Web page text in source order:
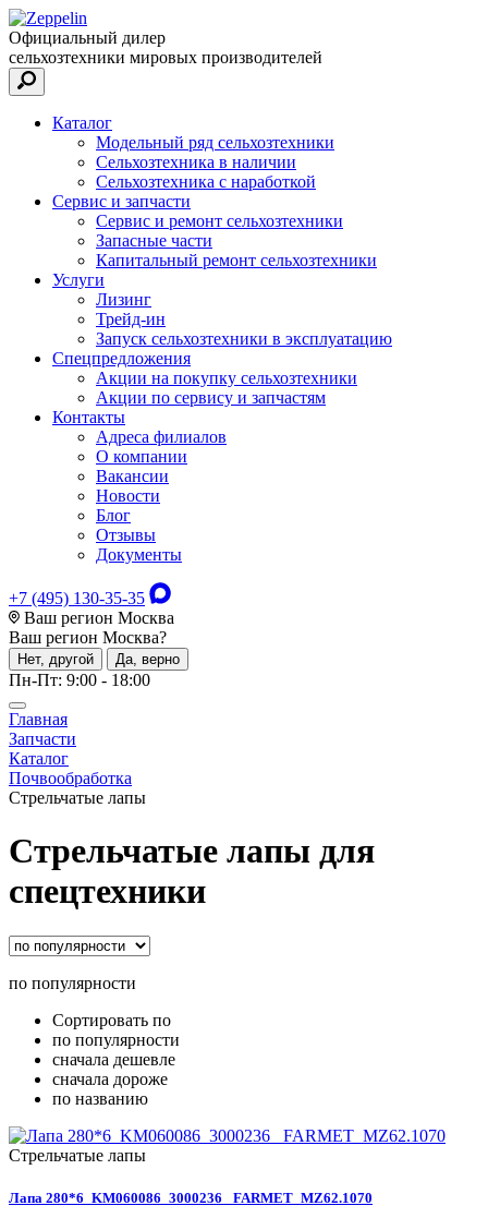
Официальный дилер
сельхозтехники мировых производителей
Каталог
Модельный ряд сельхозтехники
Сельхозтехника в наличии
Сельхозтехника с наработкой
Сервис и запчасти
Сервис и ремонт сельхозтехники
Запасные части
Капитальный ремонт сельхозтехники
Услуги
Лизинг
Трейд-ин
Запуск сельхозтехники в эксплуатацию
Спецпредложения
Акции на покупку сельхозтехники
Акции по сервису и запчастям
Контакты
Адреса филиалов
О компании
Вакансии
Новости
Блог
Отзывы
Документы
+7 (495) 130-35-35
Ваш регион Москва
Ваш регион Москва?
Нет, другой Да, верно
Пн-Пт: 9:00 - 18:00
Главная
Запчасти
Каталог
Почвообработка
Стрельчатые лапы
Стрельчатые лапы для
спецтехники
по популярности
Сортировать по
по популярности
сначала дешевле
сначала дороже
по названию
Стрельчатые лапы
Лапа 280*6_KM060086_3000236_ FARMET_MZ62.1070